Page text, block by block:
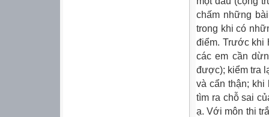
chấm những
trong khi có
điểm. Trước khi
các em cần
được); kiểm tra
và cẩn thận;
tìm ra chỗ sai
ạ. Với môn thi